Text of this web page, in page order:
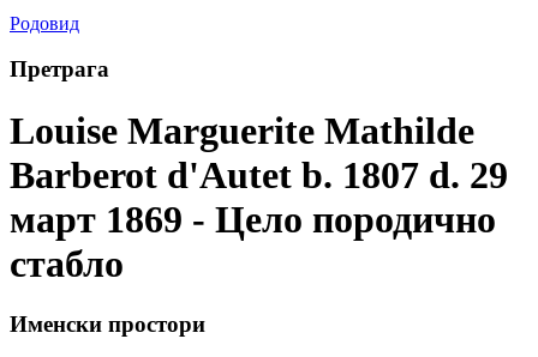
Родовид
Претрага
Louise Marguerite Mathilde
Barberot d'Autet b. 1807 d. 29
март 1869 - Цело породично
стабло
Именски простори